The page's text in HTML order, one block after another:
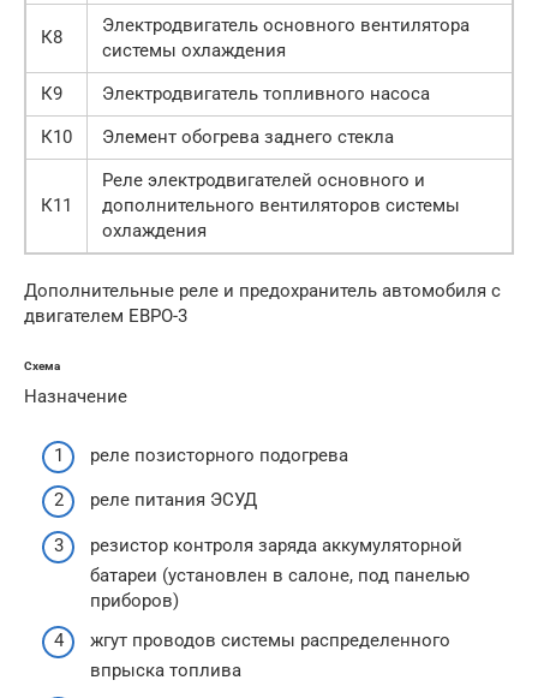
К8
Электродвигатель основного вентилятора
системы охлаждения
К9
Электродвигатель топливного насоса
К10
Элемент обогрева заднего стекла
К11
Реле электродвигателей основного и
дополнительного вентиляторов системы
охлаждения
Дополнительные реле и предохранитель автомобиля с
двигателем ЕВРО-3
Схема
Назначение
реле позисторного подогрева
реле питания ЭСУД
резистор контроля заряда аккумуляторной
батареи (установлен в салоне, под панелью
приборов)
жгут проводов системы распределенного
впрыска топлива